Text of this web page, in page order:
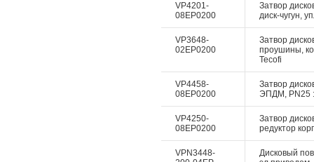
VP4201-
08EP0200
Затвор
диск-чугун,
VP3648-
02EP0200
Затвор
проушины,
Tecofi
VP4458-
08EP0200
Затвор
ЭПДМ, PN25 :
VP4250-
08EP0200
Затвор
редуктор
VPN3448-
Дисковый